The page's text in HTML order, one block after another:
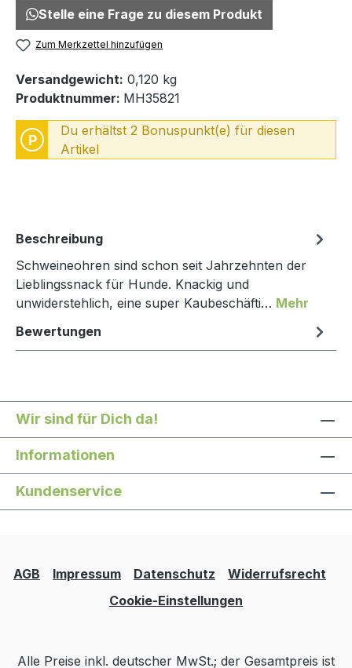
Stelle eine Frage zu diesem Produkt
Zum Merkzettel hinzufügen
Versandgewicht: 0,120 kg
Produktnummer: MH35821
P
Du erhältst 2 Bonuspunkt(e) für diesen
Artikel
Beschreibung
Schweineohren sind schon seit Jahrzehnten der
Lieblingssnack für Hunde. Knackig und
unwiderstehlich, eine super Kaubeschäfti… Mehr
Bewertungen
Wir sind für Dich da!
Informationen
Kundenservice
AGB Impressum Datenschutz
Widerrufsrecht
Cookie-Einstellungen
Alle Preise inkl. deutscher MwSt.; der Gesamtpreis ist